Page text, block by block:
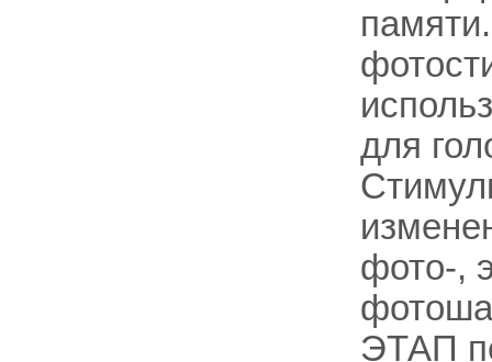
для
фото-,
ЭТАП